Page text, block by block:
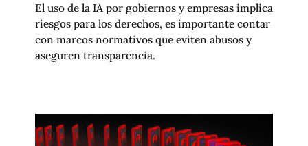
El uso de la IA por gobiernos y empresas implica
riesgos para los derechos, es importante contar
con marcos normativos que eviten abusos y
aseguren transparencia.